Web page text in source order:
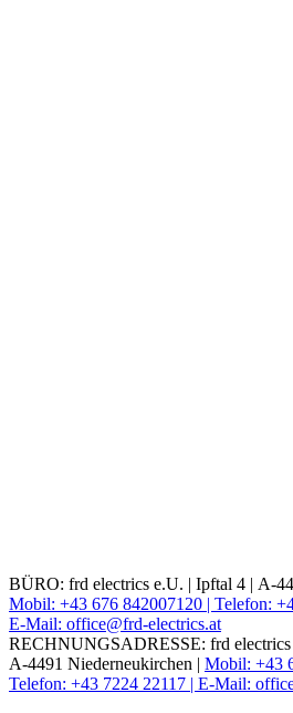
BÜRO: frd electrics e.U. | Ipftal 4 | A-
Mobil: +43 676 842007120 | Telefon:
E-Mail: office@frd-electrics.at
RECHNUNGSADRESSE: frd electrics
A-4491 Niederneukirchen | Mobil: +43
Telefon: +43 7224 22117 | E-Mail: